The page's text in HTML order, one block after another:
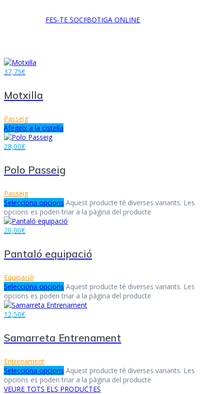
FES-TE SOCI!BOTIGA ONLINE
37,75€
Motxilla
Passeig
Afegeix a la cistella
28,00€
Polo Passeig
Passeig
Selecciona opcions Aquest producte té diverses variants. Les
opcions es poden triar a la pàgina del producte
20,00€
Pantaló equipació
Equipació
Selecciona opcions Aquest producte té diverses variants. Les
opcions es poden triar a la pàgina del producte
12,50€
Samarreta Entrenament
Entrenament
Selecciona opcions Aquest producte té diverses variants. Les
opcions es poden triar a la pàgina del producte
VEURE TOTS ELS PRODUCTES